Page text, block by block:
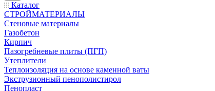
Каталог
СТРОЙМАТЕРИАЛЫ
Стеновые материалы
Газобетон
Кирпич
Пазогребневые плиты (ПГП)
Утеплители
Теплоизоляция на основе каменной ваты
Экструзионный пенополистирол
Пенопласт